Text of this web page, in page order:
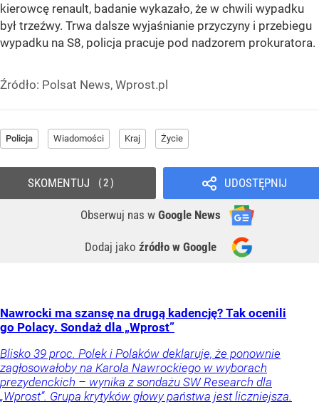
kierowcę renault, badanie wykazało, że w chwili wypadku
był trzeźwy. Trwa dalsze wyjaśnianie przyczyny i przebiegu
wypadku na S8, policja pracuje pod nadzorem prokuratora.
Źródło: Polsat News, Wprost.pl
Policja Wiadomości Kraj Życie
UDOSTĘPNIJ
Obserwuj nas w Google News
Dodaj jako źródło w Google
SKOMENTUJ 2
Nawrocki ma szansę na drugą kadencję? Tak ocenili
go Polacy. Sondaż dla „Wprost”
Blisko 39 proc. Polek i Polaków deklaruje, że ponownie
zagłosowałoby na Karola Nawrockiego w wyborach
prezydenckich – wynika z sondażu SW Research dla
„Wprost”. Grupa krytyków głowy państwa jest liczniejsza.